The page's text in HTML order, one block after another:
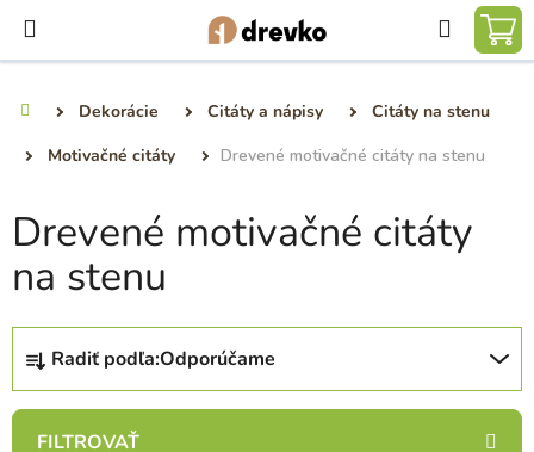
obsah
Hľadať
Dekorácie Citáty a nápisy
Citáty na stenu
Motivačné citáty
Drevené motivačné citáty na stenu
Drevené motivačné citáty
na stenu
R
d
Radiť podľa:Odporúčame